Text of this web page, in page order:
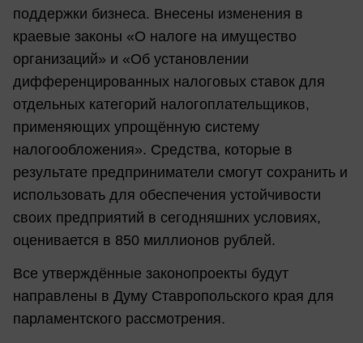
поддержки бизнеса. Внесены изменения в
краевые законы «О налоге на имущество
организаций» и «Об установлении
дифференцированных налоговых ставок для
отдельных категорий налогоплательщиков,
применяющих упрощённую систему
налогообложения». Средства, которые в
результате предприниматели смогут сохранить и
использовать для обеспечения устойчивости
своих предприятий в сегодняшних условиях,
оценивается в 850 миллионов рублей.
Все утверждённые законопроекты будут
направлены в Думу Ставропольского края для
парламентского рассмотрения.